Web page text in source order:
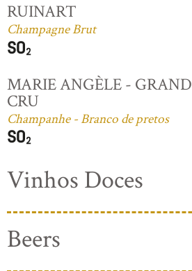
RUINART
Champagne Brut
MARIE ANGÈLE - GRAND
CRU
Champanhe - Branco de pretos
Vinhos Doces
Beers